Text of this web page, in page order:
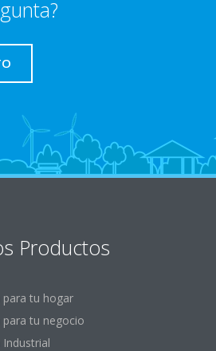
Productos
para tu hogar
para tu negocio